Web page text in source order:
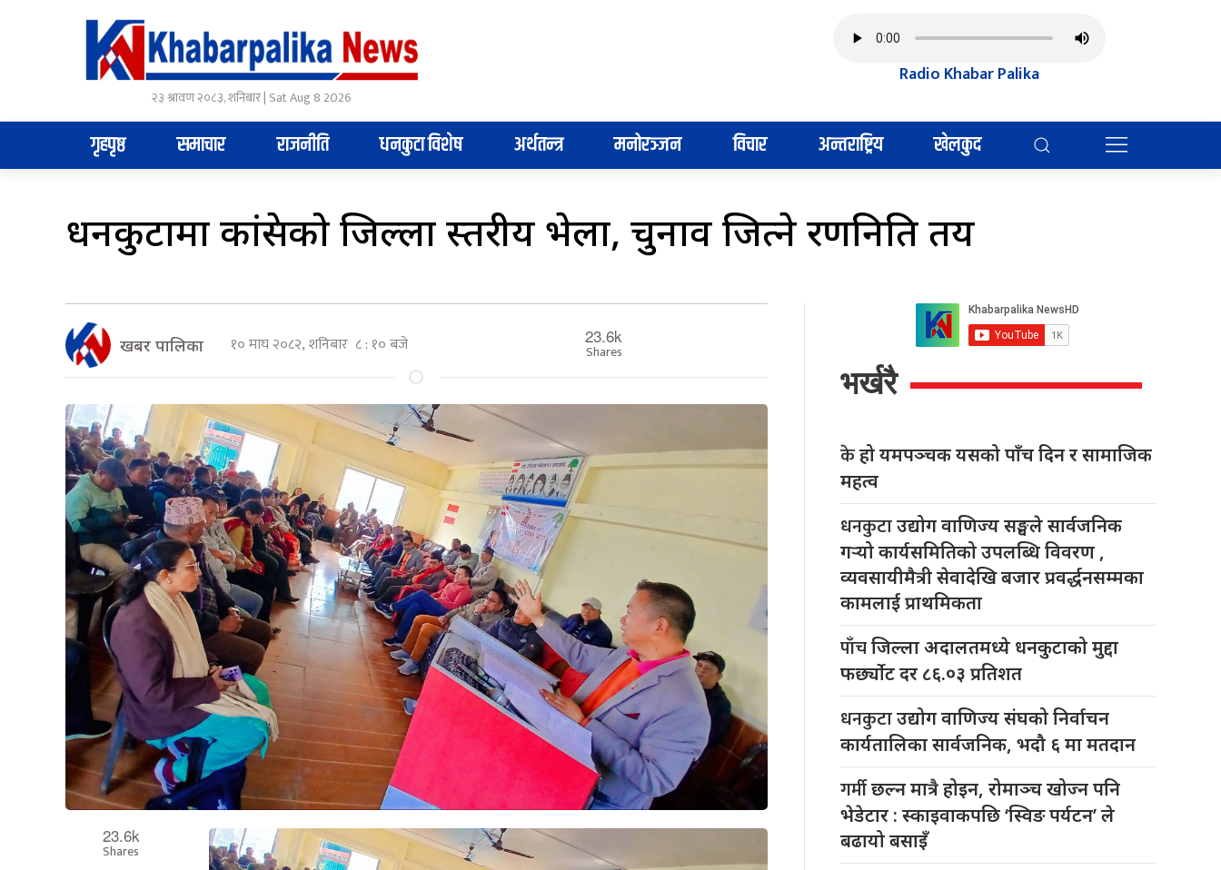
२३ श्रावण २०८३, शनिबार | Sat Aug 8 2026
Radio Khabar Palika
गृहपृष्ठ समाचार राजनीति धनकुटा विशेष अर्थतन्त्र मनोरञ्जन विचार अन्तराष्ट्रिय खेलकुद
धनकुटामा कांग्रेसको जिल्ला स्तरीय भेला, चुनाव जित्ने रणनिति तय
खबर पालिका १० माघ २०८२, शनिबार ८ : १० बजे 23.6k
Shares
23.6k
Shares
भर्खरै
केहो यमपञ्चक यसको पाँच दिन र सामाजिक
महत्व
धनकुटाउद्योग वाणिज्य सङ्घले सार्वजनिक
गर्‍यो कार्यसमितिको उपलब्धि विवरण ,
व्यवसायीमैत्री सेवादेखि बजार प्रवर्द्धनसम्मका
कामलाई प्राथमिकता
पाँचजिल्ला अदालतमध्ये धनकुटाको मुद्दा
फर्छ्योट दर ८६.०३ प्रतिशत
धनकुटाउद्योग वाणिज्य संघको निर्वाचन
कार्यतालिका सार्वजनिक, भदौ ६ मा मतदान
गर्मीछल्न मात्रै होइन, रोमाञ्च खोज्न पनि
भेडेटार : स्काइवाकपछि ‘स्विङ पर्यटन’ ले
बढायो बसाइँ